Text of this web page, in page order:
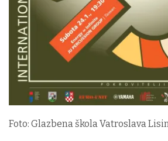
Foto: Glazbena škola Vatroslava